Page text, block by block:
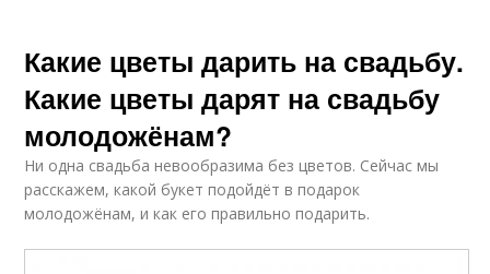
Какие цветы дарить на свадьбу.
Какие цветы дарят на свадьбу
молодожёнам?
Ни одна свадьба невообразима без цветов. Сейчас мы
расскажем, какой букет подойдёт в подарок
молодожёнам, и как его правильно подарить.